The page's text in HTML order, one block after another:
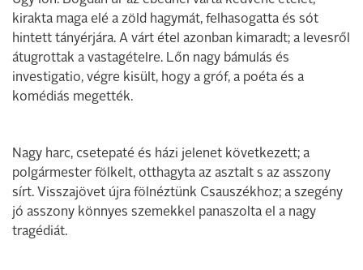
kirakta maga elé a zöld hagymát, felhasogatta és sót
hintett tányérjára. A várt étel azonban kimaradt; a levesről
átugrottak a vastagételre. Lőn nagy bámulás és
investigatio, végre kisült, hogy a gróf, a poéta és a
komédiás megették.
Nagy harc, csetepaté és házi jelenet következett; a
polgármester fölkelt, otthagyta az asztalt s az asszony
sírt. Visszajövet újra fölnéztünk Csauszékhoz; a szegény
jó asszony könnyes szemekkel panaszolta el a nagy
tragédiát.